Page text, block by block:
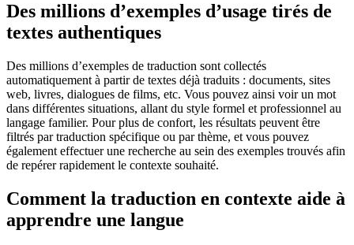
Des millions d’exemples d’usage tirés de
textes authentiques
Des millions d’exemples de traduction sont collectés
automatiquement à partir de textes déjà traduits : documents, sites
web, livres, dialogues de films, etc. Vous pouvez ainsi voir un mot
dans différentes situations, allant du style formel et professionnel au
langage familier. Pour plus de confort, les résultats peuvent être
filtrés par traduction spécifique ou par thème, et vous pouvez
également effectuer une recherche au sein des exemples trouvés afin
de repérer rapidement le contexte souhaité.
Comment la traduction en contexte aide à
apprendre une langue